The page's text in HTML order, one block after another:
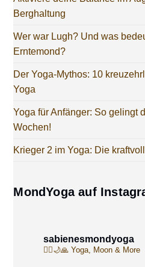
Berghaltung
Wer war Lugh? Und was
Erntemond?
Der Yoga-Mythos: 10
Yoga
Yoga für Anfänger: So gelingt
Wochen!
Krieger 2 im Yoga: Die
MondYoga auf
sabienesmondyoga
🧘‍♀️🌙🙏 Yoga, Moon & More